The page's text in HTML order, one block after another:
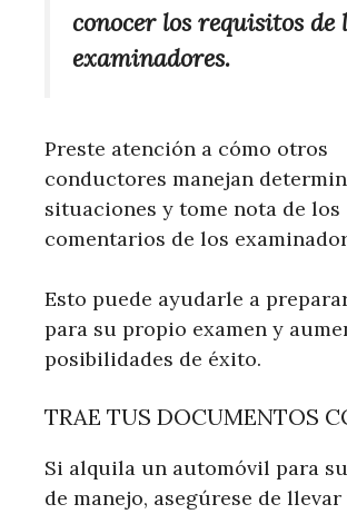
conocer los requisitos de
examinadores.
Preste atención a cómo otros
conductores manejan
situaciones y tome nota de los
comentarios de los
Esto puede ayudarle a
para su propio examen y
posibilidades de éxito.
TRAE TUS DOCUMENTOS
Si alquila un automóvil para
de manejo, asegúrese de